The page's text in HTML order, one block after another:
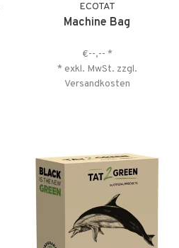
ECOTAT
Machine Bag
€--,-- *
* exkl. MwSt. zzgl.
Versandkosten